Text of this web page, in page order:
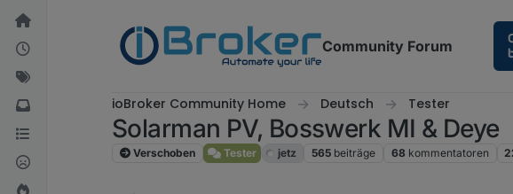
Weiter zum Inhalt
Community Forum
ioBroker Community Home Deutsch Tester
Solarman PV, Bosswerk MI & Deye
Verschoben Tester jetz 565 beiträge 68 kommentatoren